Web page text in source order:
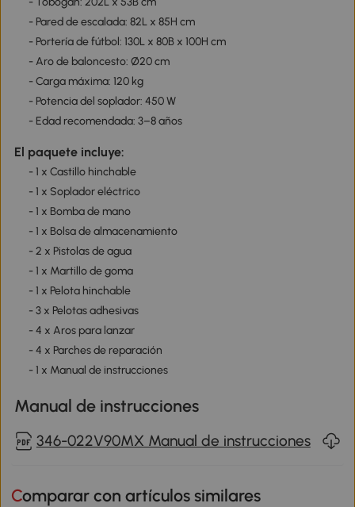
- Pared de escalada: 82L x 85H cm
- Portería de fútbol: 130L x 80B x 100H cm
- Aro de baloncesto: Ø20 cm
- Carga máxima: 120 kg
- Potencia del soplador: 450 W
- Edad recomendada: 3–8 años
El paquete incluye:
- 1 x Castillo hinchable
- 1 x Soplador eléctrico
- 1 x Bomba de mano
- 1 x Bolsa de almacenamiento
- 2 x Pistolas de agua
- 1 x Martillo de goma
- 1 x Pelota hinchable
- 3 x Pelotas adhesivas
- 4 x Aros para lanzar
- 4 x Parches de reparación
- 1 x Manual de instrucciones
Manual de instrucciones
346-022V90MX Manual de instrucciones
Comparar con artículos similares